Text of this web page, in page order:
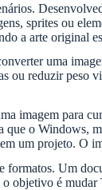
sprites ou
a arte original
uma
ou reduzir peso
imagem para
o Windows,
um projeto. O
formatos. Um
objetivo é